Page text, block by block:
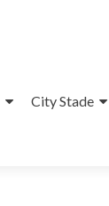
City Stade